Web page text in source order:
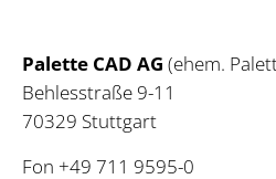
Palette CAD AG (ehem.
Beh­les­stra­ße 9-11
70329 Stutt­gart
Fon +49 711 9595-0